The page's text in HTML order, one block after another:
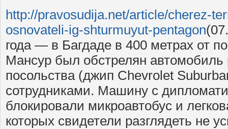
http://pravosudija.net/article/cherez-
osnovateli-ig-shturmuyut-pentagon
года — в Багдаде в 400 метрах от
Мансур был обстрелян автомобиль
посольства (джип Chevrolet
сотрудниками. Машину с
блокировали микроавтобус и
которых свидетели разглядеть не